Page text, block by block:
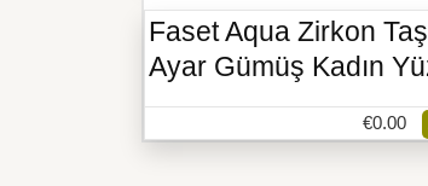
Faset Aqua Zirkon
Ayar Gümüş Kadın
€0.00